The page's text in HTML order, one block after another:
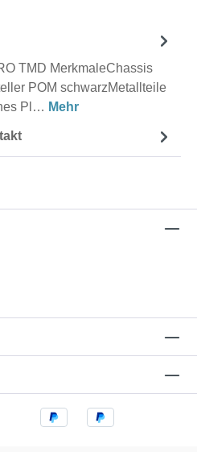
TMD MerkmaleChassis
POM schwarzMetallteile
Pl… Mehr